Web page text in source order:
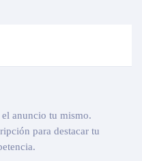
anuncio tu mismo.
para destacar tu